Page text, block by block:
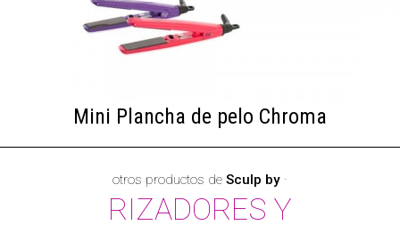
Mini Plancha de pelo Chroma
otros productos de Sculp by ·
RIZADORES Y